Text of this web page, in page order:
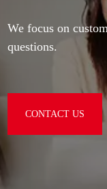
We focus on
questions.
CONTACT US